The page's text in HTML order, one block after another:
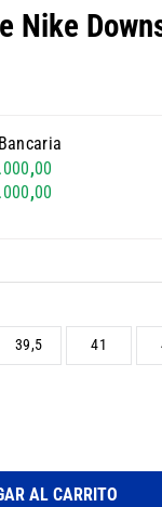
Nike
.000,00
.000,00
39,5 41
AL CARRITO